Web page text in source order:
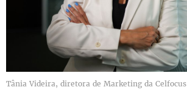
Tânia Videira, diretora de Marketing da Celfocus